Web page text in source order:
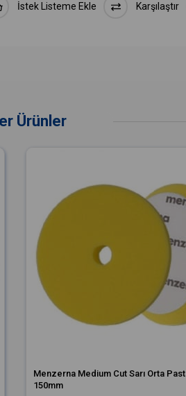
İstek Listeme Ekle Karşılaştır
Ürünler
Menzerna Medium Cut Sarı Orta
150mm